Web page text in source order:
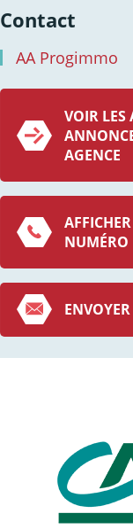
Contact
AA Progimmo
VOIR LES
AGENCE
NUMÉRO